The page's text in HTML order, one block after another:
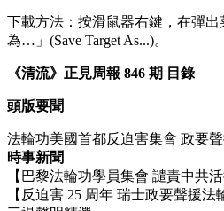
下載方法：按滑鼠器右鍵，在彈
為…」(Save Target As...)。
《清流》正見周報 846 期 目錄
頭版要聞
法輪功美國首都反迫害集會 政要
時事新聞
【巴黎法輪功學員集會 譴責中共
【反迫害 25 周年 瑞士政要聲援法